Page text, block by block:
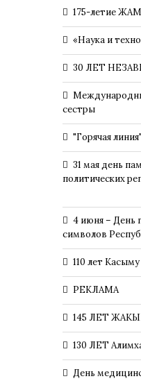
175-летие
«Наука и
30 ЛЕТ
сестры
"Горячая линия"
31 мая день
политических
4 июня – День
символов
110 лет
РЕКЛАМА
145 ЛЕТ
130 ЛЕТ
День